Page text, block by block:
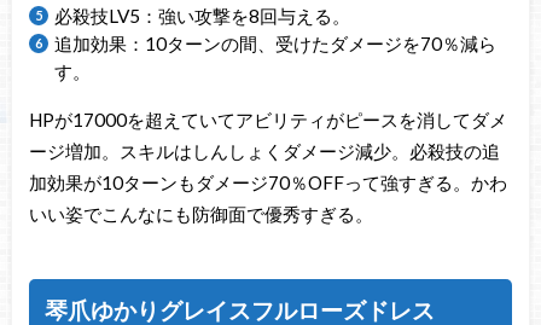
必殺技LV5：強い攻撃を8回与える。
追加効果：10ターンの間、受けたダメージを70％減ら
す。
HPが17000を超えていてアビリティがピースを消してダメ
ージ増加。スキルはしんしょくダメージ減少。必殺技の追
加効果が10ターンもダメージ70％OFFって強すぎる。かわ
いい姿でこんなにも防御面で優秀すぎる。
琴爪ゆかりグレイスフルローズドレス